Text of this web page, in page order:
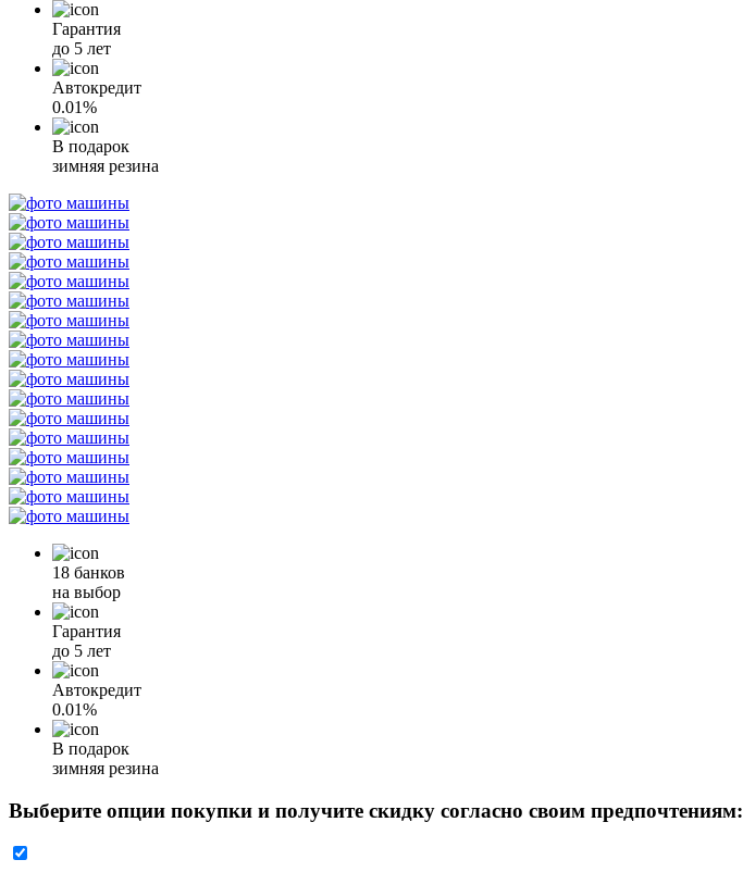
Гарантия
до 5 лет
Автокредит
0.01%
В подарок
зимняя резина
18 банков
на выбор
Гарантия
до 5 лет
Автокредит
0.01%
В подарок
зимняя резина
Выберите опции покупки и получите скидку согласно своим предпочтениям: